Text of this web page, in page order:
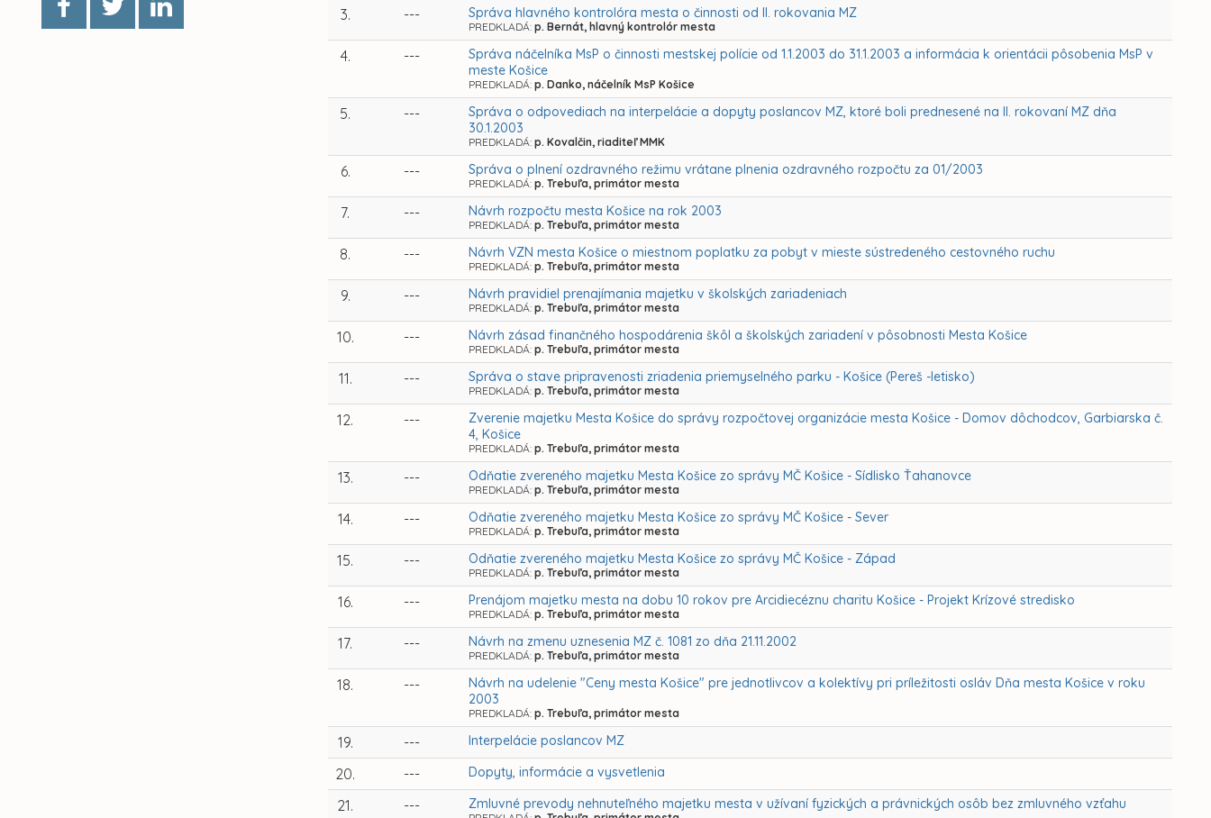
3. --- Správa hlavného kontrolóra mesta o činnosti od II. rokovania MZ
PREDKLADÁ:p. Bernát, hlavný kontrolór mesta
4. ---
Správa náčelníka MsP o činnosti mestskej polície od 1.1.2003 do 31.1.2003 a informácia k orientácii pôsobenia MsP v
meste Košice
PREDKLADÁ:p. Danko, náčelník MsP Košice
5. ---
Správa o odpovediach na interpelácie a dopyty poslancov MZ, ktoré boli prednesené na II. rokovaní MZ dňa
30.1.2003
PREDKLADÁ:p. Kovalčin, riaditeľ MMK
6. --- Správa o plnení ozdravného režimu vrátane plnenia ozdravného rozpočtu za 01/2003
PREDKLADÁ:p. Trebuľa, primátor mesta
7. --- Návrh rozpočtu mesta Košice na rok 2003
PREDKLADÁ:p. Trebuľa, primátor mesta
8. --- Návrh VZN mesta Košice o miestnom poplatku za pobyt v mieste sústredeného cestovného ruchu
PREDKLADÁ:p. Trebuľa, primátor mesta
9. --- Návrh pravidiel prenajímania majetku v školských zariadeniach
PREDKLADÁ:p. Trebuľa, primátor mesta
10. --- Návrh zásad finančného hospodárenia škôl a školských zariadení v pôsobnosti Mesta Košice
PREDKLADÁ:p. Trebuľa, primátor mesta
11. --- Správa o stave pripravenosti zriadenia priemyselného parku - Košice (Pereš -letisko)
PREDKLADÁ:p. Trebuľa, primátor mesta
12. ---
Zverenie majetku Mesta Košice do správy rozpočtovej organizácie mesta Košice - Domov dôchodcov, Garbiarska č.
4, Košice
PREDKLADÁ:p. Trebuľa, primátor mesta
13. --- Odňatie zvereného majetku Mesta Košice zo správy MČ Košice - Sídlisko Ťahanovce
PREDKLADÁ:p. Trebuľa, primátor mesta
14. --- Odňatie zvereného majetku Mesta Košice zo správy MČ Košice - Sever
PREDKLADÁ:p. Trebuľa, primátor mesta
15. --- Odňatie zvereného majetku Mesta Košice zo správy MČ Košice - Západ
PREDKLADÁ:p. Trebuľa, primátor mesta
16. --- Prenájom majetku mesta na dobu 10 rokov pre Arcidiecéznu charitu Košice - Projekt Krízové stredisko
PREDKLADÁ:p. Trebuľa, primátor mesta
17. --- Návrh na zmenu uznesenia MZ č. 1081 zo dňa 21.11.2002
PREDKLADÁ:p. Trebuľa, primátor mesta
18. ---
Návrh na udelenie "Ceny mesta Košice" pre jednotlivcov a kolektívy pri príležitosti osláv Dňa mesta Košice v roku
2003
PREDKLADÁ:p. Trebuľa, primátor mesta
19. --- Interpelácie poslancov MZ
20. --- Dopyty, informácie a vysvetlenia
21. --- Zmluvné prevody nehnuteľného majetku mesta v užívaní fyzických a právnických osôb bez zmluvného vzťahu